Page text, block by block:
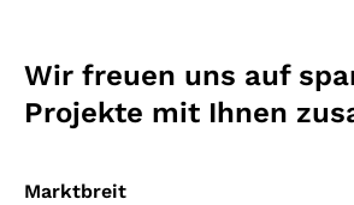
Wir freuen uns auf
Projekte mit Ihnen
Marktbreit